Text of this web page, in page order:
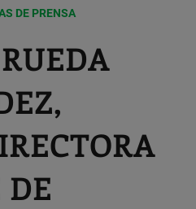
DE PRENSA
DE